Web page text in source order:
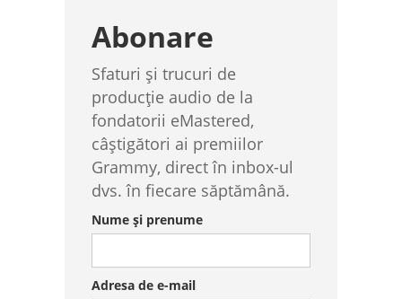
Abonare
Sfaturi și trucuri de
producție audio de la
fondatorii eMastered,
câștigători ai premiilor
Grammy, direct în inbox-ul
dvs. în fiecare săptămână.
Nume și prenume
Adresa de e-mail